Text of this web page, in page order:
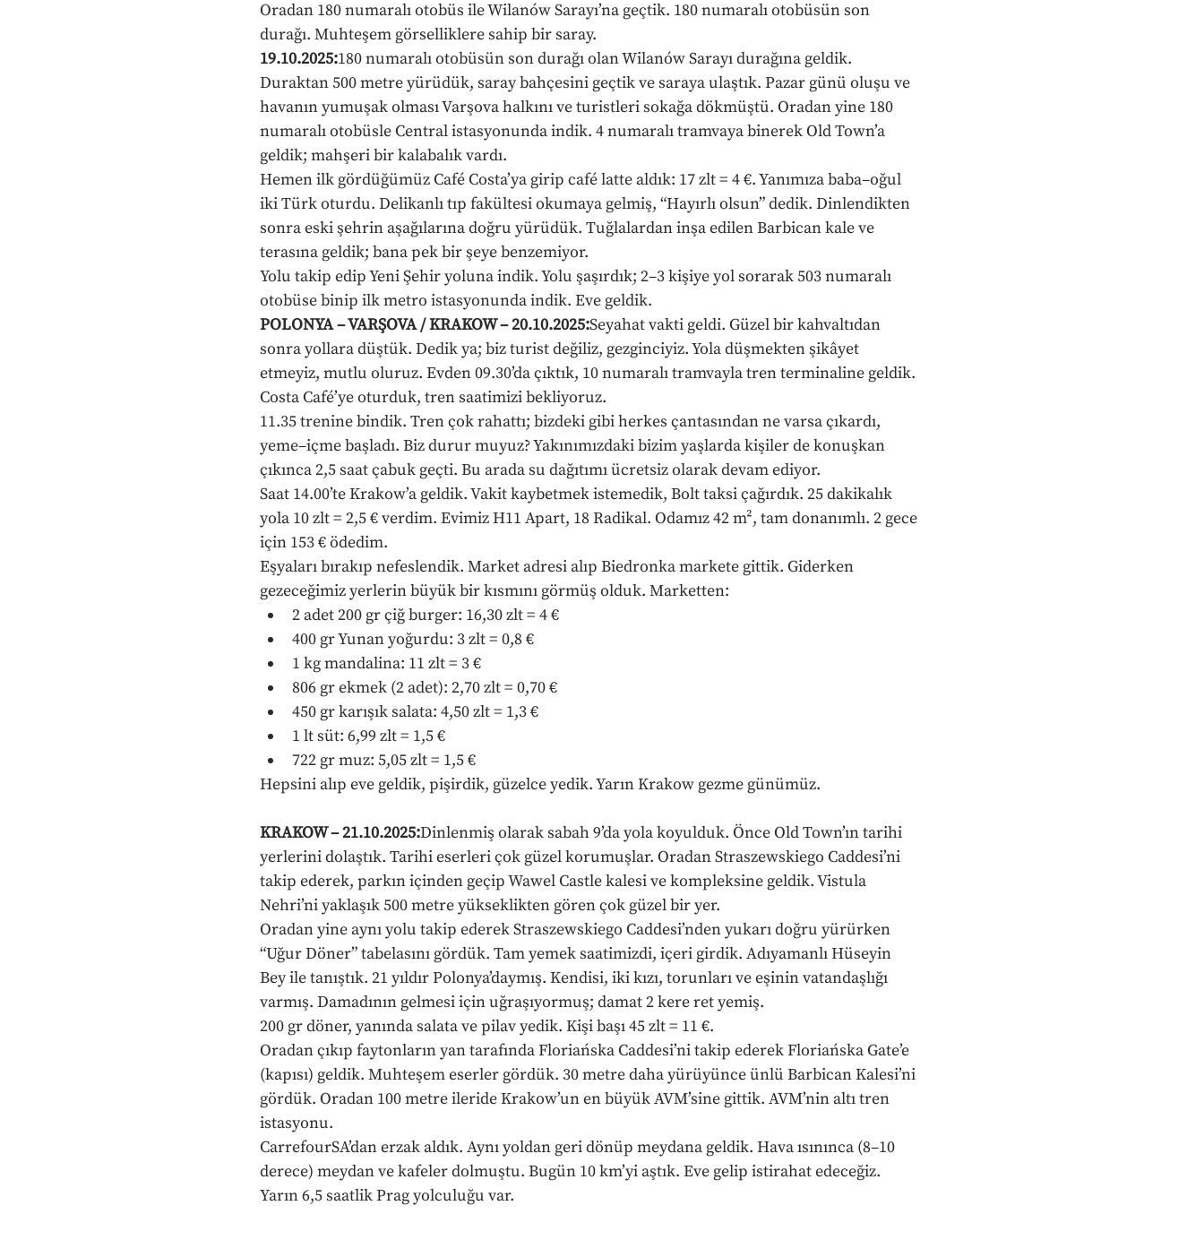
Oradan 180 numaralı otobüs ile Wilanów Sarayı’na geçtik. 180 numaralı otobüsün son
durağı. Muhteşem görselliklere sahip bir saray.
19.10.2025:180 numaralı otobüsün son durağı olan Wilanów Sarayı durağına geldik.
Duraktan 500 metre yürüdük, saray bahçesini geçtik ve saraya ulaştık. Pazar günü oluşu ve
havanın yumuşak olması Varşova halkını ve turistleri sokağa dökmüştü. Oradan yine 180
numaralı otobüsle Central istasyonunda indik. 4 numaralı tramvaya binerek Old Town’a
geldik; mahşeri bir kalabalık vardı.
Hemen ilk gördüğümüz Café Costa’ya girip café latte aldık: 17 zlt = 4 €. Yanımıza baba–oğul
iki Türk oturdu. Delikanlı tıp fakültesi okumaya gelmiş, “Hayırlı olsun” dedik. Dinlendikten
sonra eski şehrin aşağılarına doğru yürüdük. Tuğlalardan inşa edilen Barbican kale ve
terasına geldik; bana pek bir şeye benzemiyor.
Yolu takip edip Yeni Şehir yoluna indik. Yolu şaşırdık; 2–3 kişiye yol sorarak 503 numaralı
otobüse binip ilk metro istasyonunda indik. Eve geldik.
POLONYA – VARŞOVA / KRAKOW – 20.10.2025:Seyahat vakti geldi. Güzel bir kahvaltıdan
sonra yollara düştük. Dedik ya; biz turist değiliz, gezginciyiz. Yola düşmekten şikâyet
etmeyiz, mutlu oluruz. Evden 09.30’da çıktık, 10 numaralı tramvayla tren terminaline geldik.
Costa Café’ye oturduk, tren saatimizi bekliyoruz.
11.35 trenine bindik. Tren çok rahattı; bizdeki gibi herkes çantasından ne varsa çıkardı,
yeme–içme başladı. Biz durur muyuz? Yakınımızdaki bizim yaşlarda kişiler de konuşkan
çıkınca 2,5 saat çabuk geçti. Bu arada su dağıtımı ücretsiz olarak devam ediyor.
Saat 14.00’te Krakow’a geldik. Vakit kaybetmek istemedik, Bolt taksi çağırdık. 25 dakikalık
yola 10 zlt = 2,5 € verdim. Evimiz H11 Apart, 18 Radikal. Odamız 42 m², tam donanımlı. 2 gece
için 153 € ödedim.
Eşyaları bırakıp nefeslendik. Market adresi alıp Biedronka markete gittik. Giderken
gezeceğimiz yerlerin büyük bir kısmını görmüş olduk. Marketten:
2 adet 200 gr çiğ burger: 16,30 zlt = 4 €
400 gr Yunan yoğurdu: 3 zlt = 0,8 €
1 kg mandalina: 11 zlt = 3 €
806 gr ekmek (2 adet): 2,70 zlt = 0,70 €
450 gr karışık salata: 4,50 zlt = 1,3 €
1 lt süt: 6,99 zlt = 1,5 €
722 gr muz: 5,05 zlt = 1,5 €
Hepsini alıp eve geldik, pişirdik, güzelce yedik. Yarın Krakow gezme günümüz.
KRAKOW – 21.10.2025:Dinlenmiş olarak sabah 9’da yola koyulduk. Önce Old Town’ın tarihi
yerlerini dolaştık. Tarihi eserleri çok güzel korumuşlar. Oradan Straszewskiego Caddesi’ni
takip ederek, parkın içinden geçip Wawel Castle kalesi ve kompleksine geldik. Vistula
Nehri’ni yaklaşık 500 metre yükseklikten gören çok güzel bir yer.
Oradan yine aynı yolu takip ederek Straszewskiego Caddesi’nden yukarı doğru yürürken
“Uğur Döner” tabelasını gördük. Tam yemek saatimizdi, içeri girdik. Adıyamanlı Hüseyin
Bey ile tanıştık. 21 yıldır Polonya’daymış. Kendisi, iki kızı, torunları ve eşinin vatandaşlığı
varmış. Dama­dının gelmesi için uğraşıyormuş; damat 2 kere ret yemiş.
200 gr döner, yanında salata ve pilav yedik. Kişi başı 45 zlt = 11 €.
Oradan çıkıp faytonların yan tarafında Floriańska Caddesi’ni takip ederek Floriańska Gate’e
(kapısı) geldik. Muhteşem eserler gördük. 30 metre daha yürüyünce ünlü Barbican Kalesi’ni
gördük. Oradan 100 metre ileride Krakow’un en büyük AVM’sine gittik. AVM’nin altı tren
istasyonu.
CarrefourSA’dan erzak aldık. Aynı yoldan geri dönüp meydana geldik. Hava ısınınca (8–10
derece) meydan ve kafeler dolmuştu. Bugün 10 km’yi aştık. Eve gelip istirahat edeceğiz.
Yarın 6,5 saatlik Prag yolculuğu var.